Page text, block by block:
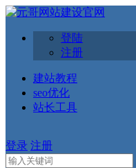
登陆
注册
建站教程
seo优化
站长工具
登录 注册